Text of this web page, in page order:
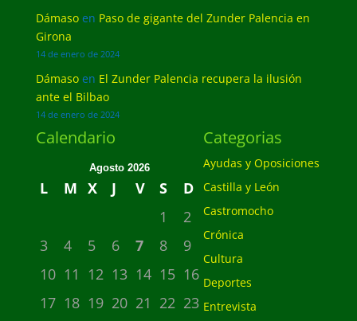
Dámasoen Paso de gigante del Zunder Palencia en
Girona
14 de enero de 2024
Dámasoen El Zunder Palencia recupera la ilusión
ante el Bilbao
14 de enero de 2024
Calendario
Agosto 2026
L M X J V S
D
1
2
3
4 5 6 7 8
9
10 11 12 13 14 15 16
17 18 19 20 21 22 23
Categorias
Ayudas y Oposiciones
Castilla y León
Castromocho
Crónica
Cultura
Deportes
Entrevista